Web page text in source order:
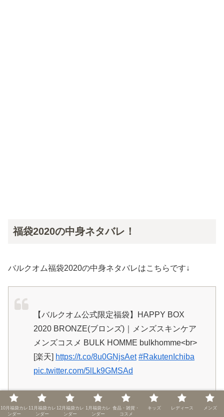
福袋2020の中身ネタバレ！
バルクオム福袋2020の中身ネタバレはこちらです↓
【バルクオム公式限定福袋】HAPPY BOX
2020 BRONZE(ブロンズ)｜メンズスキンケア
メンズコスメ BULK HOMME bulkhomme<br>
[楽天] https://t.co/8u0GNjsAet #RakutenIchiba
pic.twitter.com/5lLk9GMSAd
— 福袋ママ(福袋屋） (@fukubukuroya)
December 31, 2019
10月福袋カレ
ンダー
11月福袋カレ
ンダー
12月福袋カレ
ンダー
1月福袋カレ
ンダー
食品・雑貨・
コスメ
キッズ レディース メンズ